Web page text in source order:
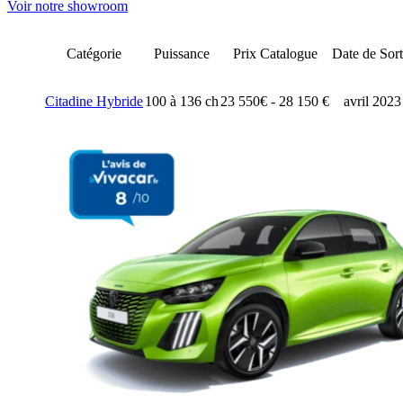
Voir notre showroom
Catégorie Puissance Prix Catalogue Date de
Citadine Hybride100 à 136 ch 23 550€ - 28 150 € avril 2023